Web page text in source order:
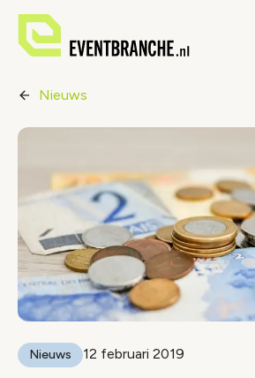
Nieuws
Nieuws 12 februari 2019